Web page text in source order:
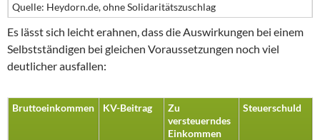
Quelle: Heydorn.de, ohne Solidaritätszuschlag
Es lässt sich leicht erahnen, dass die Auswirkungen bei einem
Selbstständigen bei gleichen Voraussetzungen noch viel
deutlicher ausfallen:
Bruttoeinkommen KV-Beitrag
Zu
versteuerndes
Einkommen
Steuerschuld